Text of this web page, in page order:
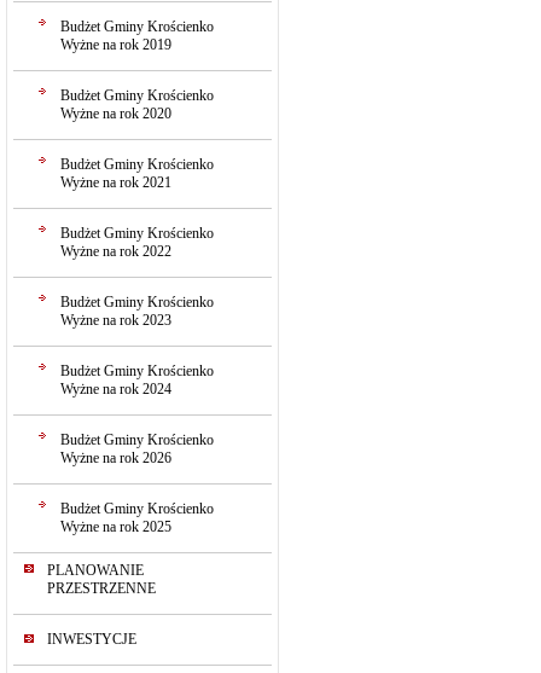
Budżet Gminy Krościenko
Wyżne na rok 2019
Budżet Gminy Krościenko
Wyżne na rok 2020
Budżet Gminy Krościenko
Wyżne na rok 2021
Budżet Gminy Krościenko
Wyżne na rok 2022
Budżet Gminy Krościenko
Wyżne na rok 2023
Budżet Gminy Krościenko
Wyżne na rok 2024
Budżet Gminy Krościenko
Wyżne na rok 2026
Budżet Gminy Krościenko
Wyżne na rok 2025
PLANOWANIE
PRZESTRZENNE
INWESTYCJE